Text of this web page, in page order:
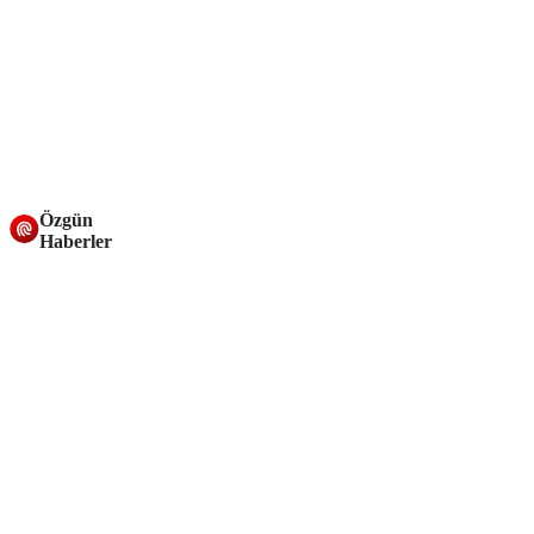
Özgün
Haberler